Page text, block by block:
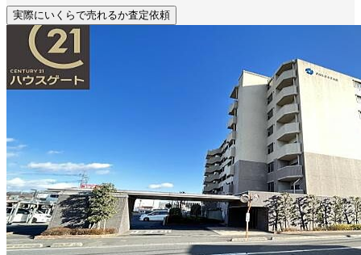
実際にいくらで売れるか査定依頼